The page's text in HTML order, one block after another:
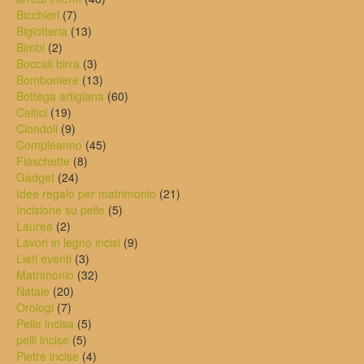
Bicchieri 77
prodotti
Bigiotteria 1313
Bimbi 22
prodotti
Boccali birra 33
prodotti
Bomboniere 1313
prodotti
Bottega artigiana 6060
Celtici 1919
prodotti
Ciondoli 99
prodotti
Compleanno 4545
Fiaschette 88
Gadget 2424
prodotti
Idee regalo per matrimonio 2121
Incisione su pelle 55
Laurea 22
prodotti
Lavori in legno incisi 99
Lieti eventi 33
prodotti
Matrimonio 3232
Natale 2020
prodotti
Orologi 77
prodotti
Pelle incisa 55
pelli incise 55
prodotti
Pietre incise 44